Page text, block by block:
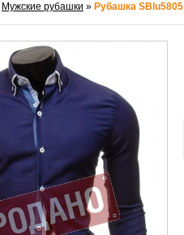
Мужские рубашки » Рубашка SBlu5805